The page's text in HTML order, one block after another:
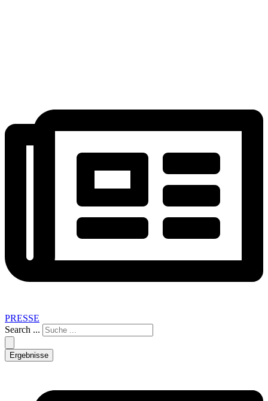
PRESSE
Search ...
Ergebnisse